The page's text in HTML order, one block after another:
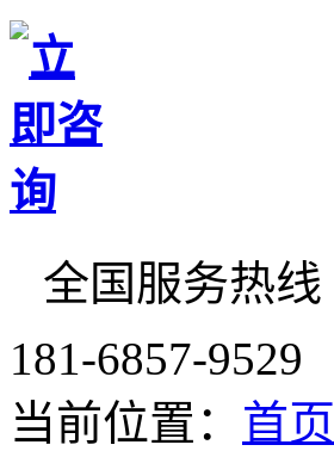
全国服务热线
181-6857-9529
当前位置： 首页